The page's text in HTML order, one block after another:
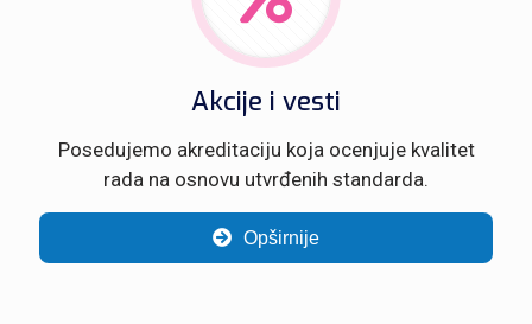
Akcije i vesti
Posedujemo akreditaciju koja ocenjuje kvalitet
rada na osnovu utvrđenih standarda.
Opširnije